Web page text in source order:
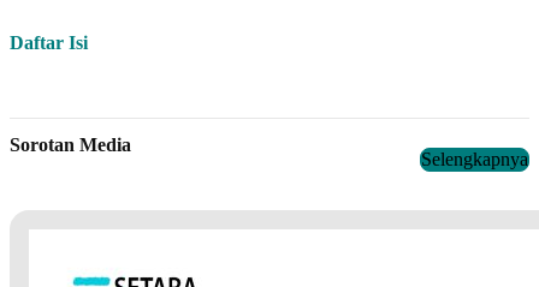
Daftar Isi
Sorotan Media
Selengkapnya